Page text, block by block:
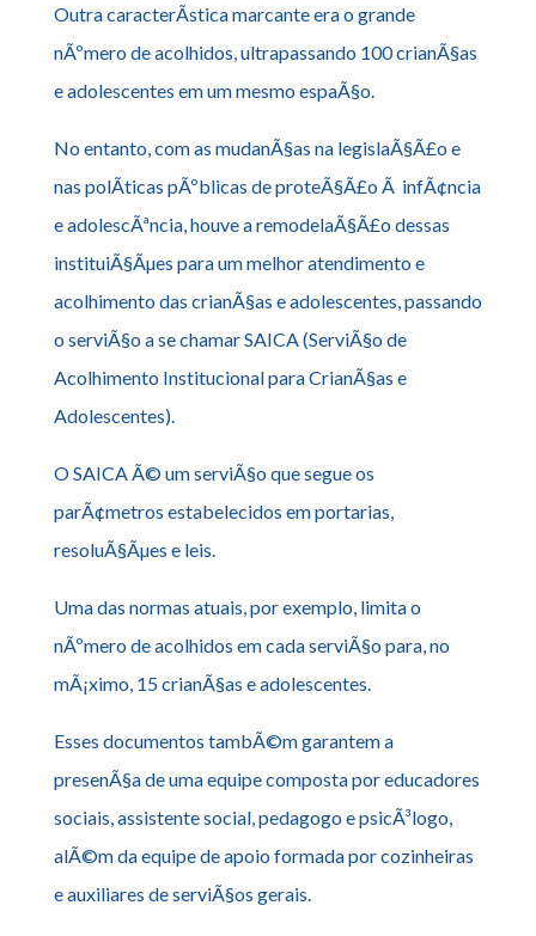
Outra caracterÃ­stica marcante era o grande
nÃºmero de acolhidos, ultrapassando 100 crianÃ§as
e adolescentes em um mesmo espaÃ§o.
No entanto, com as mudanÃ§as na legislaÃ§Ã£o e
nas polÃ­ticas pÃºblicas de proteÃ§Ã£o Ã infÃ¢ncia
e adolescÃªncia, houve a remodelaÃ§Ã£o dessas
instituiÃ§Ãµes para um melhor atendimento e
acolhimento das crianÃ§as e adolescentes, passando
o serviÃ§o a se chamar SAICA (ServiÃ§o de
Acolhimento Institucional para CrianÃ§as e
Adolescentes).
O SAICA Ã© um serviÃ§o que segue os
parÃ¢metros estabelecidos em portarias,
resoluÃ§Ãµes e leis.
Uma das normas atuais, por exemplo, limita o
nÃºmero de acolhidos em cada serviÃ§o para, no
mÃ¡ximo, 15 crianÃ§as e adolescentes.
Esses documentos tambÃ©m garantem a
presenÃ§a de uma equipe composta por educadores
sociais, assistente social, pedagogo e psicÃ³logo,
alÃ©m da equipe de apoio formada por cozinheiras
e auxiliares de serviÃ§os gerais.